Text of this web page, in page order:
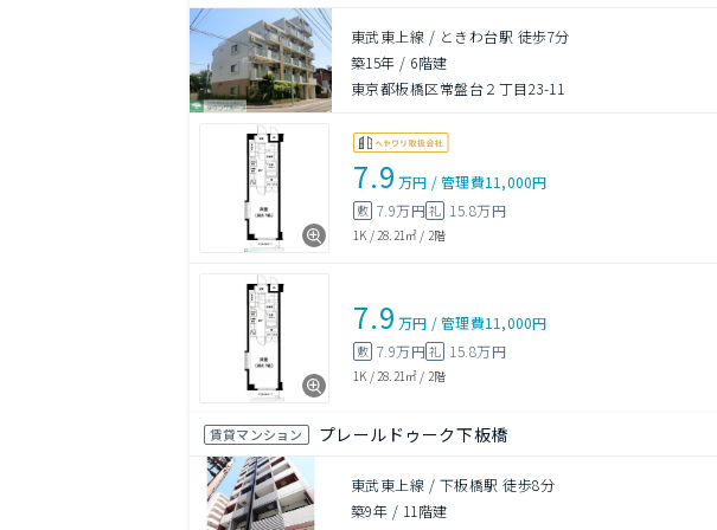
東武東上線 / ときわ台駅 徒歩7分
築15年 / 6階建
東京都板橋区常盤台２丁目23-11
7.9 万円 /管理費11,000円
敷 7.9万円礼 15.8万円
1K /28.21㎡ / 2階
7.9 万円 /管理費11,000円
敷 7.9万円礼 15.8万円
1K / 28.21㎡ / 2階
賃貸マンション プレールドゥーク下板橋
東武東上線 / 下板橋駅 徒歩8分
築9年 / 11階建